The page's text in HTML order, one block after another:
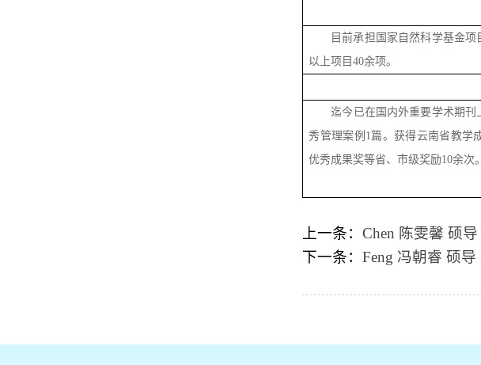
目前承担国家自然科学基金
以上项目40余项。
迄今已在国内外重要学术期
秀管理案例1篇。获得云南省教学
优秀成果奖等省、市级奖励10余次。
上一条： Chen 陈雯馨 硕导
下一条： Feng 冯朝睿 硕导